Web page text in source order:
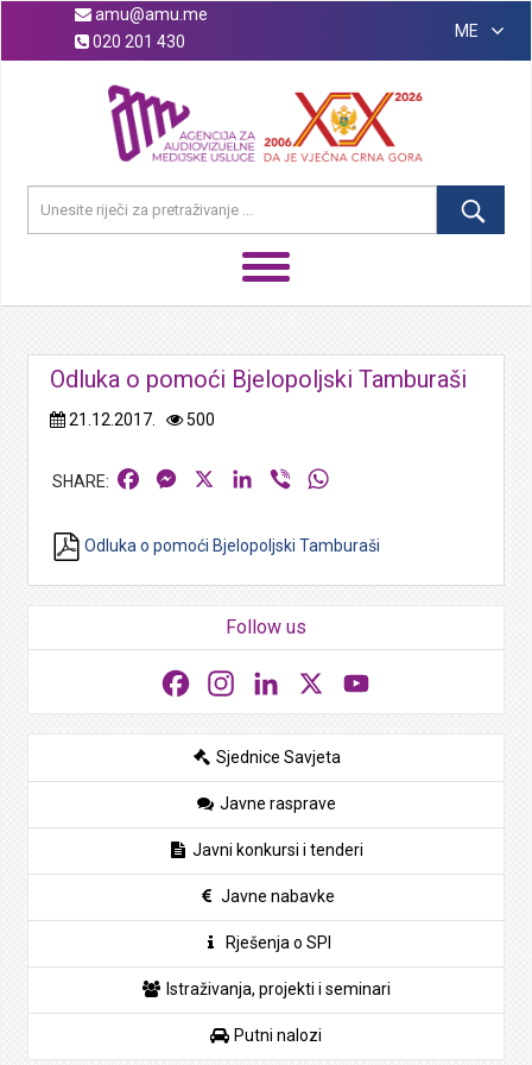
amu@amu.me
020 201 430
ME
Odluka o pomoći Bjelopoljski Tamburaši
21.12.2017. 500
FacebookMessengerLinkedIn
Viber
Odluka o pomoći Bjelopoljski Tamburaši
Follow us
FacebookInstagramLinkedIn
Sjednice Savjeta
Javne rasprave
Javni konkursi i tenderi
Javne nabavke
Rješenja o SPI
Istraživanja, projekti i seminari
Putni nalozi